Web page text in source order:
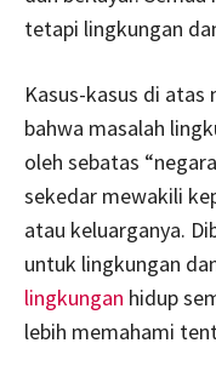
tetapi lingkungan
Kasus-kasus di
bahwa masalah
oleh sebatas
sekedar mewakili
atau keluarganya.
untuk lingkungan
lingkungan hidup
lebih memahami